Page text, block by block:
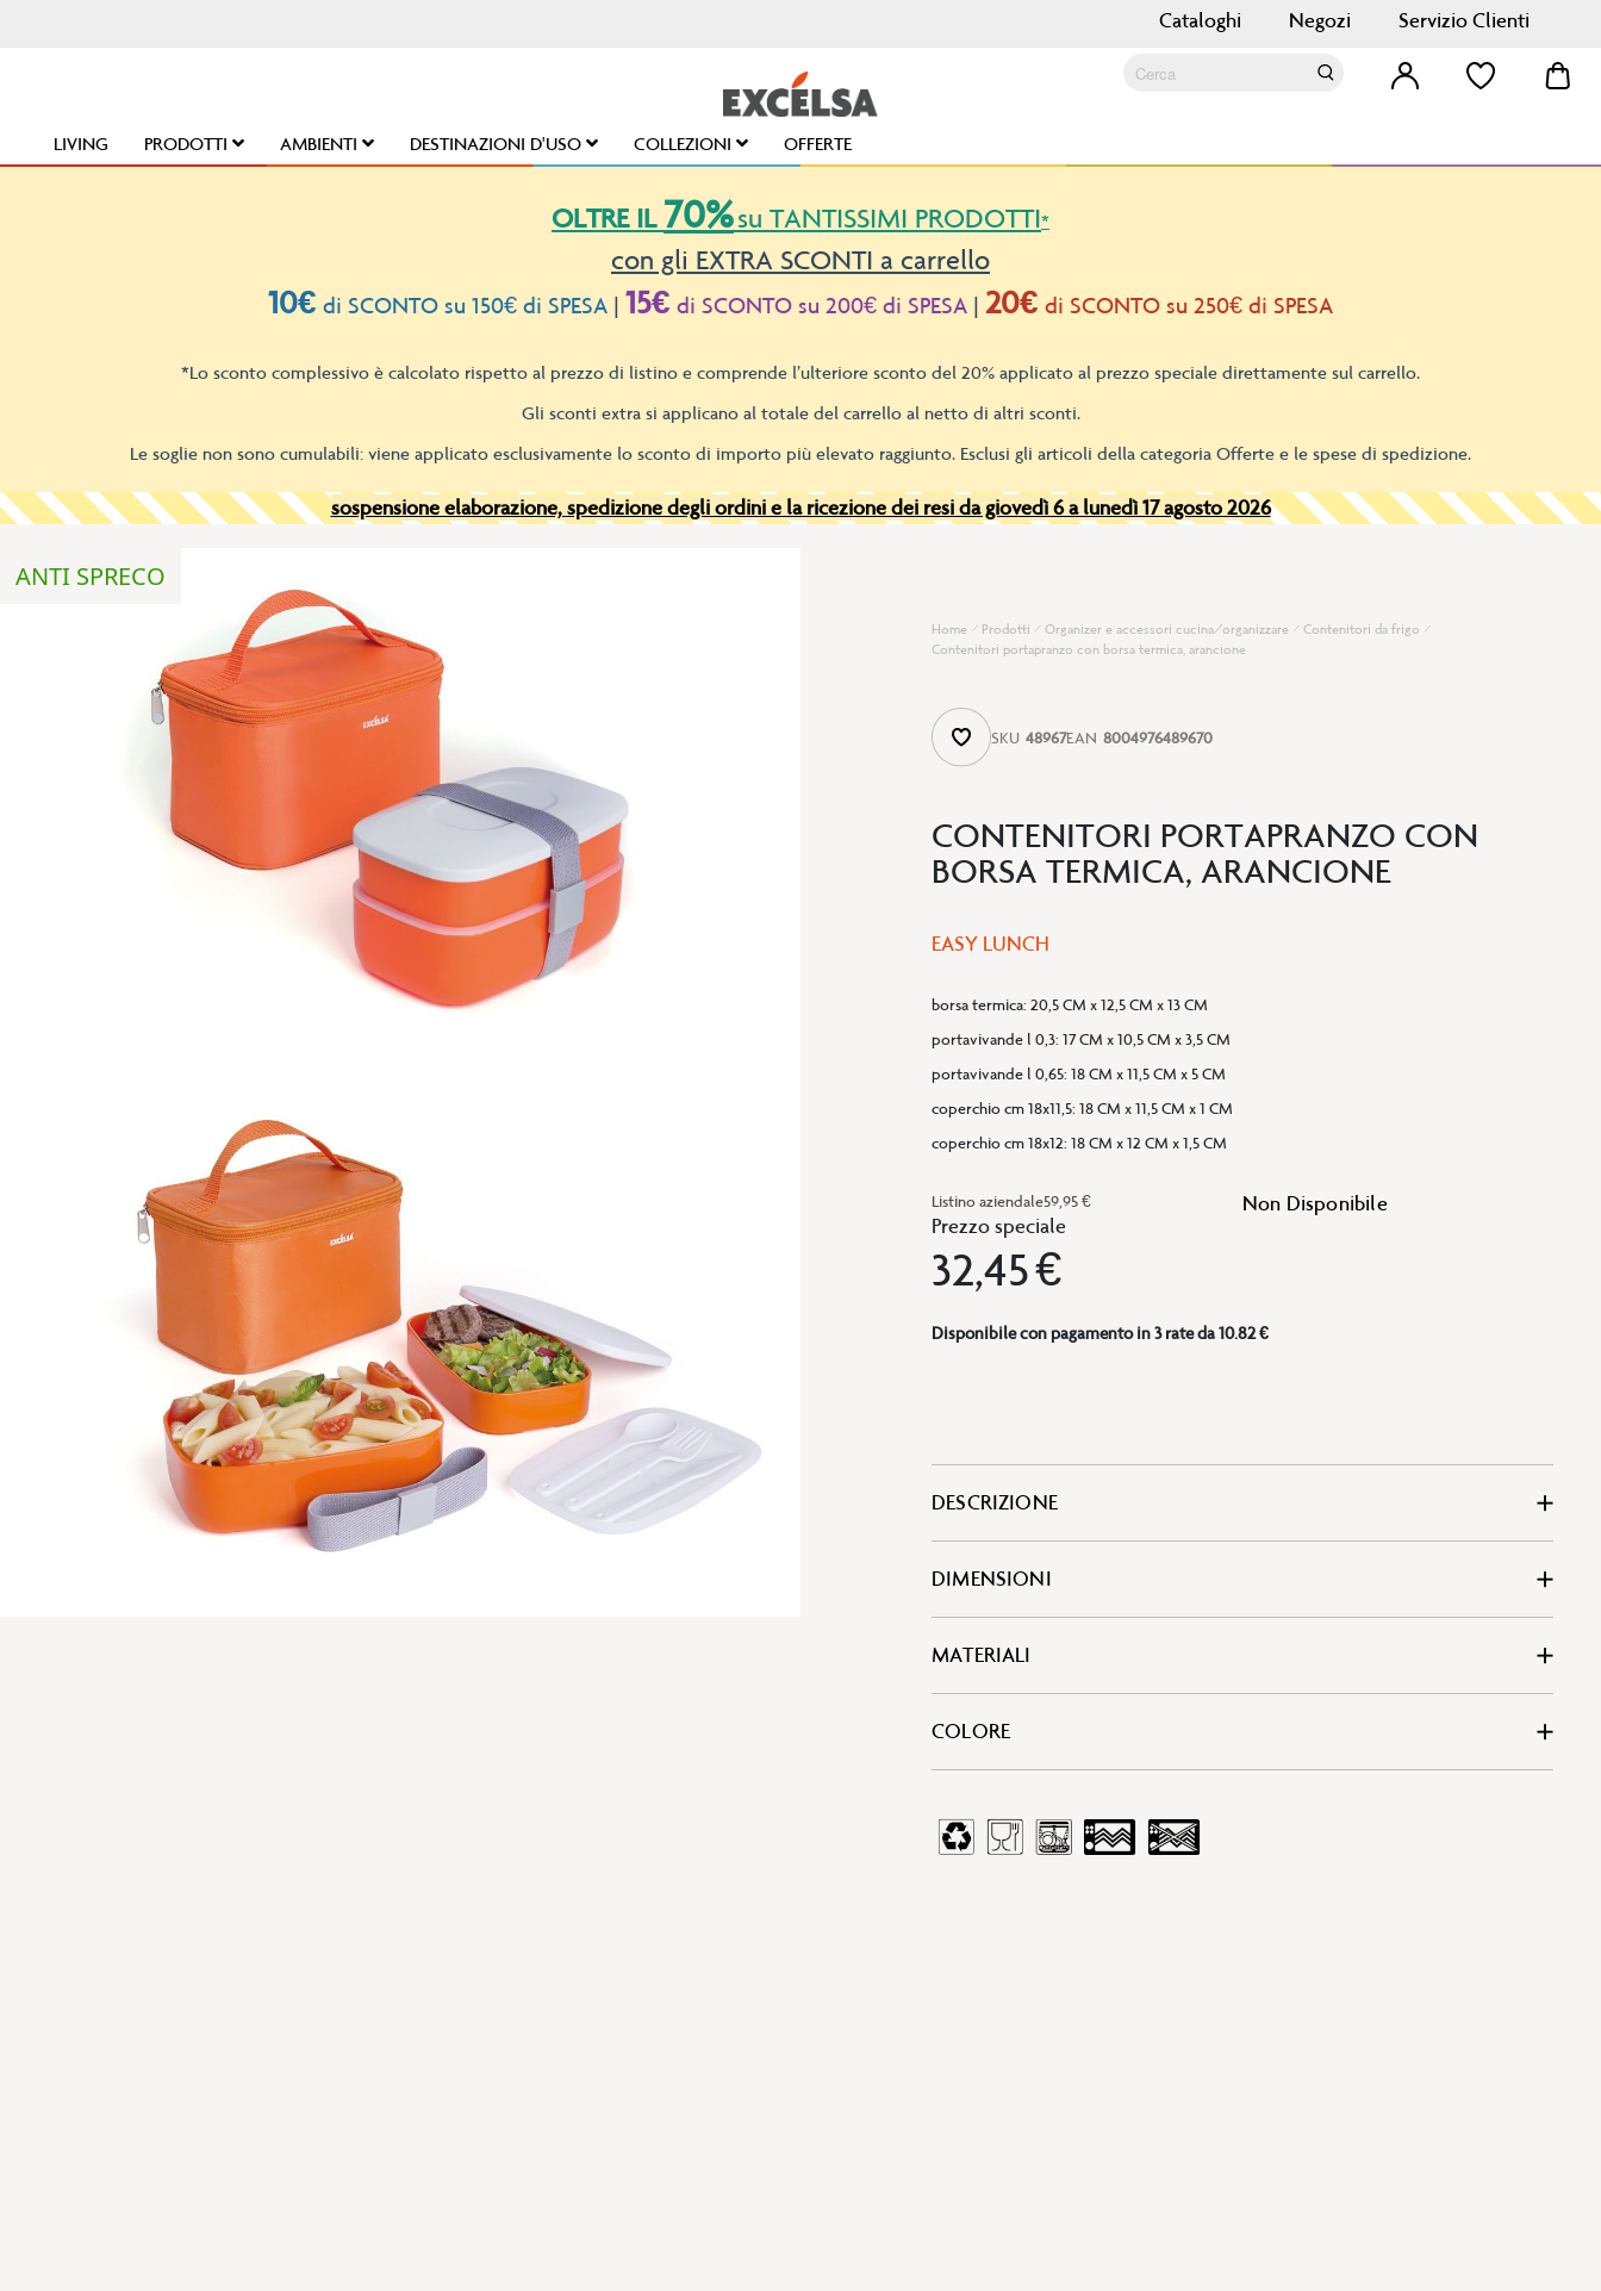
Cataloghi Negozi Servizio Clienti
LIVING PRODOTTI AMBIENTI DESTINAZIONI D'USO COLLEZIONI OFFERTE
OLTRE IL 70%su TANTISSIMI PRODOTTI*
con gli EXTRA SCONTI a carrello
10€ di SCONTO su 150€ di SPESA | 15€ di SCONTO su 200€ di SPESA | 20€ di SCONTO su 250€ di SPESA
*Lo sconto complessivo è calcolato rispetto al prezzo di listino e comprende l’ulteriore sconto del 20% applicato al prezzo speciale direttamente sul carrello.
Gli sconti extra si applicano al totale del carrello al netto di altri sconti.
Le soglie non sono cumulabili: viene applicato esclusivamente lo sconto di importo più elevato raggiunto. Esclusi gli articoli della categoria Offerte e le spese di spedizione.
sospensione elaborazione, spedizione degli ordini e la ricezione dei resi da giovedì 6 a lunedì 17 agosto 2026
ANTI SPRECO
CONTENITORI PORTAPRANZO CON
BORSA TERMICA, ARANCIONE
Home Prodotti Organizer e accessori cucina/organizzare
Contenitori da frigo
Contenitori portapranzo con borsa termica, arancione
Listino aziendale59,95 €
Prezzo speciale
32,45 €
Non Disponibile
borsa termica: 20,5 CM x 12,5 CM x 13 CM
portavivande l 0,3: 17 CM x 10,5 CM x 3,5 CM
portavivande l 0,65: 18 CM x 11,5 CM x 5 CM
coperchio cm 18x11,5: 18 CM x 11,5 CM x 1 CM
coperchio cm 18x12: 18 CM x 12 CM x 1,5 CM
SKU 48967EAN 8004976489670
Disponibile con pagamento in 3 rate da 10.82 €
DESCRIZIONE
DIMENSIONI
MATERIALI
COLORE
EASY LUNCH